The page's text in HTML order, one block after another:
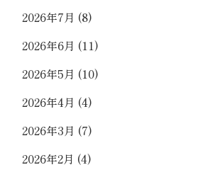
2026年7月 (8)
2026年6月 (11)
2026年5月 (10)
2026年4月 (4)
2026年3月 (7)
2026年2月 (4)